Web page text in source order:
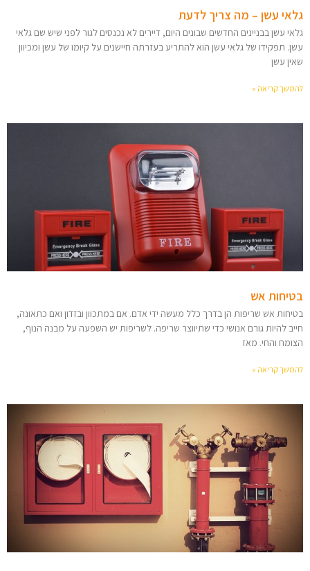
גלאי עשן – מה צריך לדעת
גלאי עשן בבניינים החדשים שבונים היום, דיירים לא נכנסים לגור לפני שיש שם גלאי
עשן. תפקידו של גלאי עשן הוא להתריע בעזרתה חיישנים על קיומו של עשן ומכיוון
שאין עשן
להמשך קריאה »
בטיחות אש
בטיחות אש שריפות הן בדרך כלל מעשה ידי אדם. אם במתכוון ובזדון ואם כתאונה,
חייב להיות גורם אנושי כדי שתיווצר שריפה. לשריפות יש השפעה על מבנה הנוף,
הצומח והחי. מאז
להמשך קריאה »